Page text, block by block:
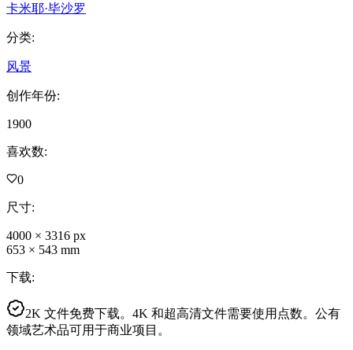
卡米耶·毕沙罗
分类:
风景
创作年份:
1900
喜欢数:
0
尺寸:
4000 × 3316 px
653 × 543 mm
下载:
2K 文件免费下载。4K 和超高清文件需要使用点数。公有
领域艺术品可用于商业项目。